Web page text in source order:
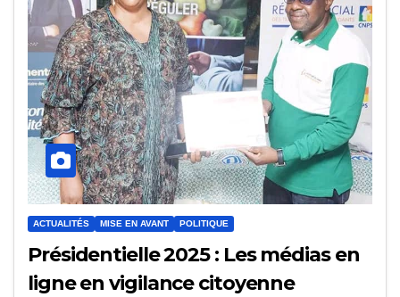
ACTUALITÉS MISE EN AVANT POLITIQUE
Présidentielle 2025 : Les médias en
ligne en vigilance citoyenne